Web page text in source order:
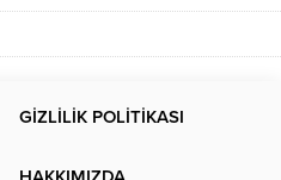
GİZLİLİK POLİTİKASI